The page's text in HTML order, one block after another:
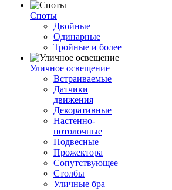
Споты
Двойные
Одинарные
Тройные и более
Уличное освещение
Встраиваемые
Датчики
движения
Декоративные
Настенно-
потолочные
Подвесные
Прожектора
Сопутствующее
Столбы
Уличные бра